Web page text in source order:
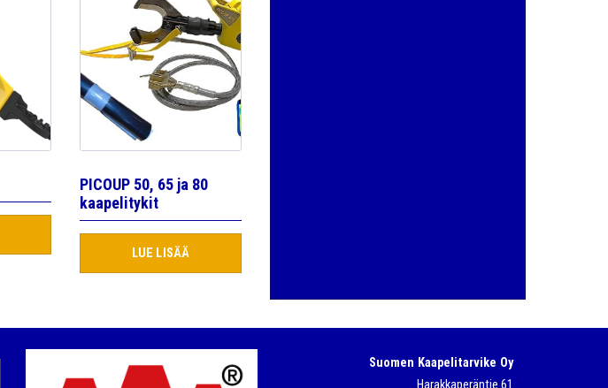
PICOUP 50, 65 ja 80
kaapelitykit
LUE LISÄÄ
Suomen Kaapelitarvike Oy
Harakkaperäntie 61